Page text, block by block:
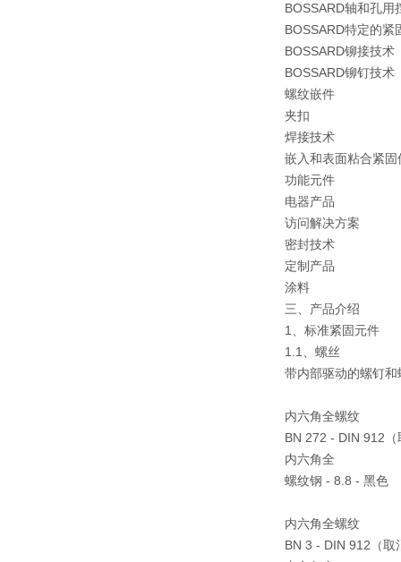
BOSSARD轴和孔用
BOSSARD特定的紧
BOSSARD铆接技术
BOSSARD铆钉技术
螺纹嵌件
夹扣
焊接技术
嵌入和表面粘合紧固
功能元件
电器产品
访问解决方案
密封技术
定制产品
涂料
三、产品介绍
1、标准紧固元件
1.1、螺丝
带内部驱动的螺钉和
内六角全螺纹
BN 272 - DIN 912
内六角全
螺纹钢 - 8.8 - 黑色
内六角全螺纹
BN 3 - DIN 912（取